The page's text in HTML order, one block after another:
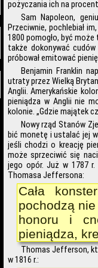
pożyczania ich na
Sam Napoleon,
Przeciwnie, pochlebiał
1800 pomogło, być
także dokonywać
próbował emitować
Benjamin Franklin
utraty przez Wielką
Anglii. Amerykańskie
pieniądza w Anglii nie
kolonie. „Gdzie majątek
Nowy rząd Stanów
bić monetę i ustalać jej
jeśli chodzi o kreację
może sprzeciwić się
jego opór. Już w 1787 r.
Thomasa Jeffersona:
Cała
pochodzą
honoru i
pieniądza,
Thomas Jefferson,
w 1816 r.: